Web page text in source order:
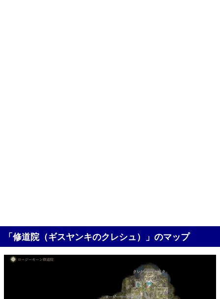
「修道院（ギスヤンキのクレシュ）」のマップ